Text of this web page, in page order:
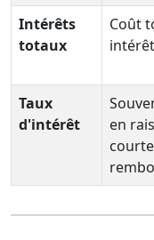
Intérêts
totaux
Coût
Taux
d'intérêt
en